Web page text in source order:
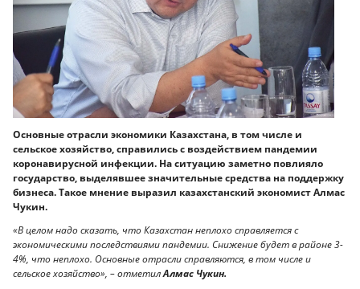
Основные отрасли экономики Казахстана, в том числе и
сельское хозяйство, справились с воздействием пандемии
коронавирусной инфекции. На ситуацию заметно повлияло
государство, выделявшее значительные средства на поддержку
бизнеса. Такое мнение выразил казахстанский экономист Алмас
Чукин.
«В целом надо сказать, что Казахстан неплохо справляется с
экономическими последствиями пандемии. Снижение будет в районе 3-
4%, что неплохо. Основные отрасли справляются, в том числе и
сельское хозяйство», – отметилАлмас Чукин.